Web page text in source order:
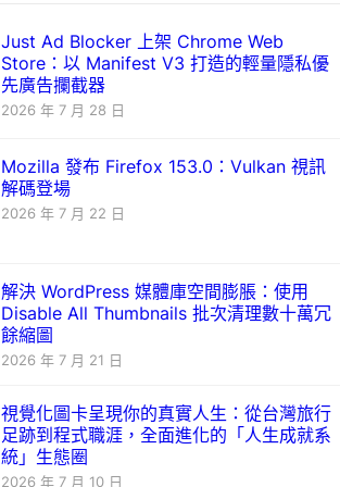
Just Ad Blocker 上架 Chrome Web
Store：以 Manifest V3 打造的輕量隱私優
先廣告攔截器
2026 年 7 月 28 日
Mozilla 發布 Firefox 153.0：Vulkan 視訊
解碼登場
2026 年 7 月 22 日
解決 WordPress 媒體庫空間膨脹：使用
Disable All Thumbnails 批次清理數十萬冗
餘縮圖
2026 年 7 月 21 日
視覺化圖卡呈現你的真實人生：從台灣旅行
足跡到程式職涯，全面進化的「人生成就系
統」生態圈
2026 年 7 月 10 日